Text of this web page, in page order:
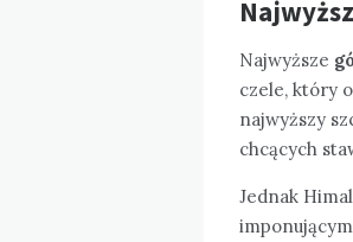
Najwyższe
czele, który
najwyższy
chcących
Jednak